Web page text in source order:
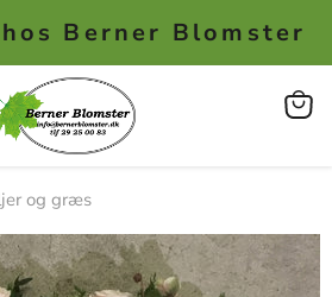
Berner Blomster
Se
og græs